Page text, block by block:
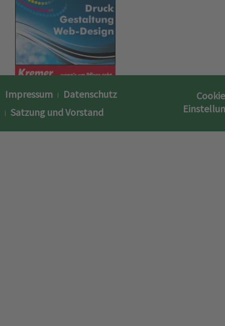
Impressum
Datenschutz
Satzung und Vorstand